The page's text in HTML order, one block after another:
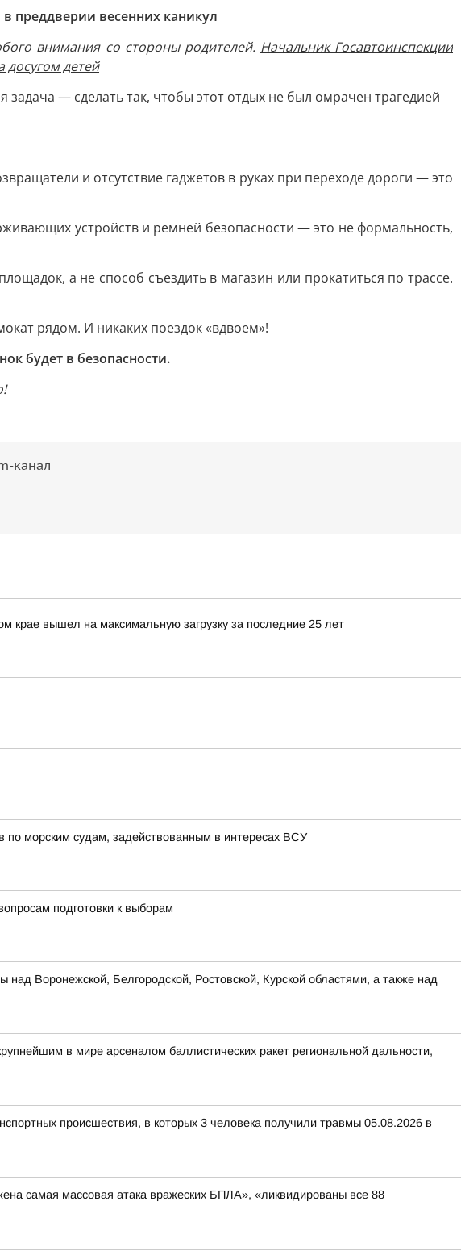
преддверии весенних каникул
внимания со стороны родителей. Начальник Госавтоинспекции
детей
— сделать так, чтобы этот отдых не был омрачен трагедией
и отсутствие гаджетов в руках при переходе дороги — это
устройств и ремней безопасности — это не формальность,
а не способ съездить в магазин или прокатиться по трассе.
рядом. И никаких поездок «вдвоем»!
будет в безопасности.
канал
крае вышел на максимальную загрузку за последние 25 лет
морским судам, задействованным в интересах ВСУ
подготовки к выборам
Воронежской, Белгородской, Ростовской, Курской областями, а также над
в мире арсеналом баллистических ракет региональной дальности,
происшествия, в которых 3 человека получили травмы 05.08.2026 в
самая массовая атака вражеских БПЛА», «ликвидированы все 88